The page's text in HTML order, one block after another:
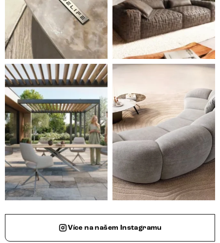
Styl, odolnost a společné chvíle pod širým nebem.
Ne každá pohovka je jen
Více na našem Instagramu